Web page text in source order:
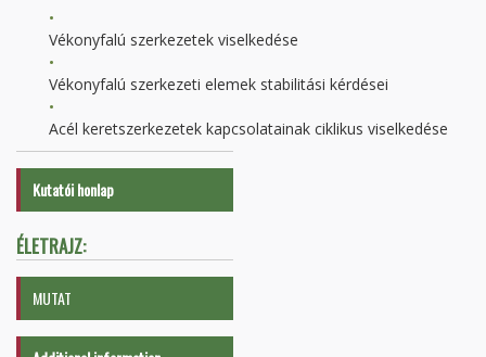
Vékonyfalú szerkezetek viselkedése
Vékonyfalú szerkezeti elemek stabilitási kérdései
Acél keretszerkezetek kapcsolatainak ciklikus viselkedése
Kutatói honlap
ÉLETRAJZ:
MUTAT